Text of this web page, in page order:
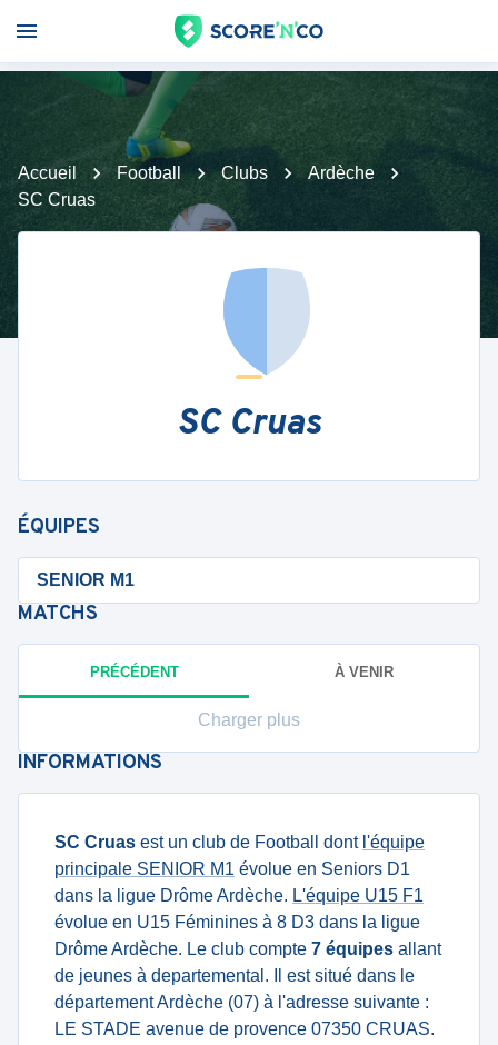
Accueil Football Clubs
Ardèche
SC Cruas
SC Cruas
ÉQUIPES
SENIOR M1
MATCHS
PRÉCÉDENT À VENIR
Charger plus
INFORMATIONS
SC Cruas est un club de Football dont l'équipe
principale SENIOR M1 évolue en Seniors D1
dans la ligue Drôme Ardèche. L'équipe U15 F1
évolue en U15 Féminines à 8 D3 dans la ligue
Drôme Ardèche. Le club compte 7 équipes allant
de jeunes à departemental. Il est situé dans le
département Ardèche (07) à l'adresse suivante :
LE STADE avenue de provence 07350 CRUAS.